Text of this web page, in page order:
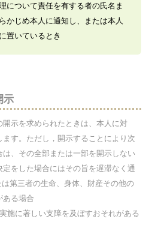
について責任を有する者の氏名ま
かじめ本人に通知し、または本人
置いているとき
示
示を求められたときは、本人に対
ます。ただし，開示することにより次
、その全部または一部を開示しない
をした場合にはその旨を遅滞なく通
第三者の生命、身体、財産その他の
ある場合
施に著しい支障を及ぼすおそれがある